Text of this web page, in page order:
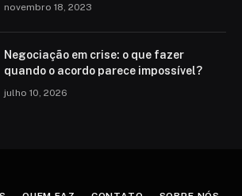
novembro 18, 2023
Negociação em crise: o que fazer
quando o acordo parece impossível?
julho 10, 2026